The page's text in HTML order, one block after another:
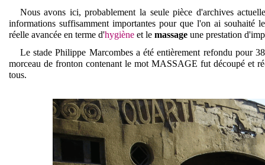
Nous avons ici, probablement la seule pièce d'archives
informations suffisamment importantes pour que l'on ai souhaité
réelle avancée en terme d'hygièneet le massageune prestation
Le stadePhilippe Marcombesa été entièrement refondu pour
morceau de fronton contenant le mot MASSAGE fut découpé et
tous.